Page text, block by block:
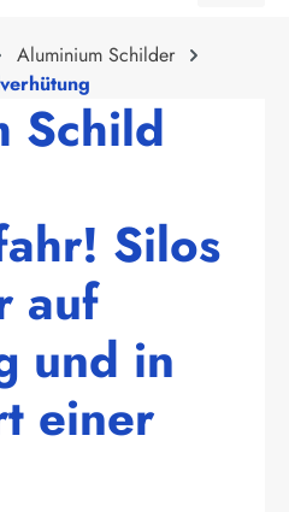
Aluminium Schilder
Schild
Silos
auf
und in
einer